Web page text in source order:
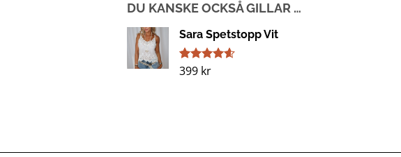
DU KANSKE OCKSÅ GILLAR …
Sara Spetstopp Vit
Betygsatt
13
399 kr